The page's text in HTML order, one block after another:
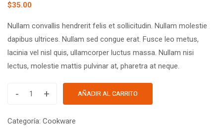
$35.00
Nullam convallis hendrerit felis et sollicitudin. Nullam molestie
dapibus ultrices. Nullam sed congue erat. Fusce leo metus,
lacinia vel nisl quis, ullamcorper luctus massa. Nullam nisi
lectus, molestie mattis pulvinar at, pharetra at neque.
- + AÑADIR AL CARRITO
Categoría: Cookware